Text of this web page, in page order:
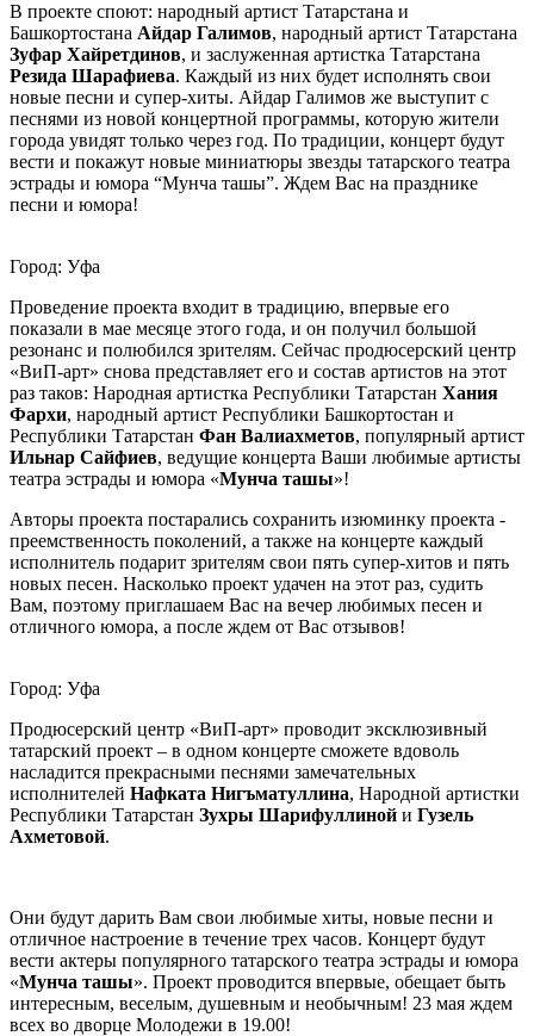
В проекте споют: народный артист Татарстана и
Башкортостана Айдар Галимов, народный артист Татарстана
Зуфар Хайретдинов, и заслуженная артистка Татарстана
Резида Шарафиева. Каждый из них будет исполнять свои
новые песни и супер-хиты. Айдар Галимов же выступит с
песнями из новой концертной программы, которую жители
города увидят только через год. По традиции, концерт будут
вести и покажут новые миниатюры звезды татарского театра
эстрады и юмора “Мунча ташы”. Ждем Вас на празднике
песни и юмора!
Город: Уфа
Проведение проекта входит в традицию, впервые его
показали в мае месяце этого года, и он получил большой
резонанс и полюбился зрителям. Сейчас продюсерский центр
«ВиП-арт» снова представляет его и состав артистов на этот
раз таков: Народная артистка Республики Татарстан Хания
Фархи, народный артист Республики Башкортостан и
Республики Татарстан Фан Валиахметов, популярный артист
Ильнар Сайфиев, ведущие концерта Ваши любимые артисты
театра эстрады и юмора «Мунча ташы»!
Авторы проекта постарались сохранить изюминку проекта -
преемственность поколений, а также на концерте каждый
исполнитель подарит зрителям свои пять супер-хитов и пять
новых песен. Насколько проект удачен на этот раз, судить
Вам, поэтому приглашаем Вас на вечер любимых песен и
отличного юмора, а после ждем от Вас отзывов!
Город: Уфа
Продюсерский центр «ВиП-арт» проводит эксклюзивный
татарский проект – в одном концерте сможете вдоволь
насладится прекрасными песнями замечательных
исполнителей Нафката Нигъматуллина, Народной артистки
Республики Татарстан Зухры Шарифуллиной и Гузель
Ахметовой.
Они будут дарить Вам свои любимые хиты, новые песни и
отличное настроение в течение трех часов. Концерт будут
вести актеры популярного татарского театра эстрады и юмора
«Мунча ташы». Проект проводится впервые, обещает быть
интересным, веселым, душевным и необычным! 23 мая ждем
всех во дворце Молодежи в 19.00!